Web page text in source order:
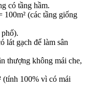
có tầng hầm.
100m² (các tầng giống
lát gạch để làm sân
thượng không mái che,
(tính 100% vì có mái